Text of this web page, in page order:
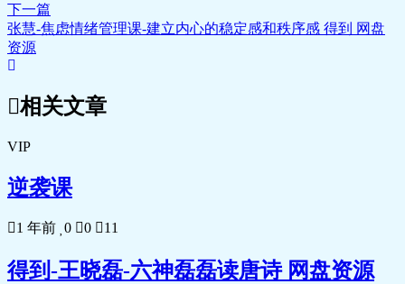
下一篇
张慧-焦虑情绪管理课-建立内心的稳定感和秩序感 得到 网盘
资源
相关文章
VIP
逆袭课
1 年前 0 0 11
得到-王晓磊-六神磊磊读唐诗 网盘资源